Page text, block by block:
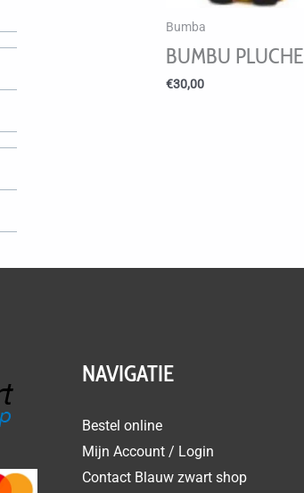
Bumba
BUMBU PLUCHE
€30,00
NAVIGATIE
Bestel online
Mijn Account / Login
Contact Blauw zwart shop